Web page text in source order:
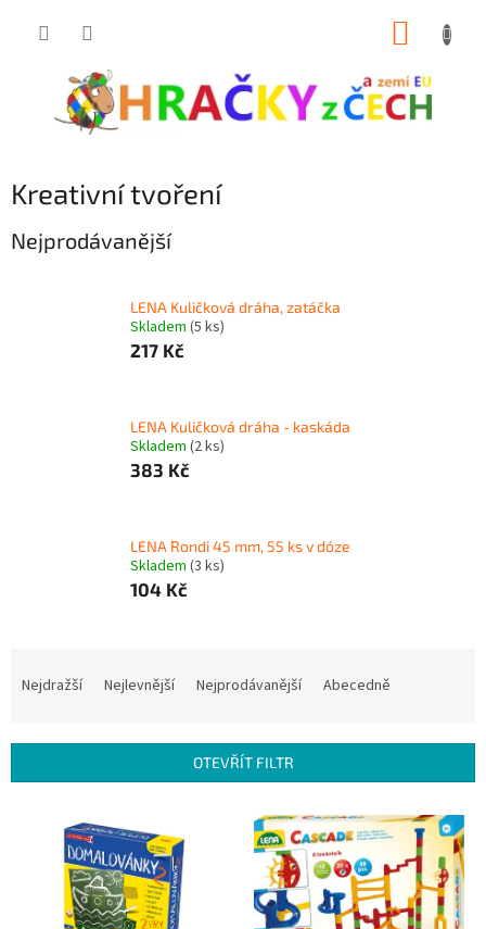
Kreativní tvoření
Nejprodávanější
LENA Kuličková dráha, zatáčka
Skladem (5 ks)
217 Kč
LENA Kuličková dráha - kaskáda
Skladem (2 ks)
383 Kč
LENA Rondi 45 mm, 55 ks v dóze
Skladem (3 ks)
104 Kč
í
Nejdražší Nejlevnější Nejprodávanější Abecedně
OTEVŘÍT FILTR